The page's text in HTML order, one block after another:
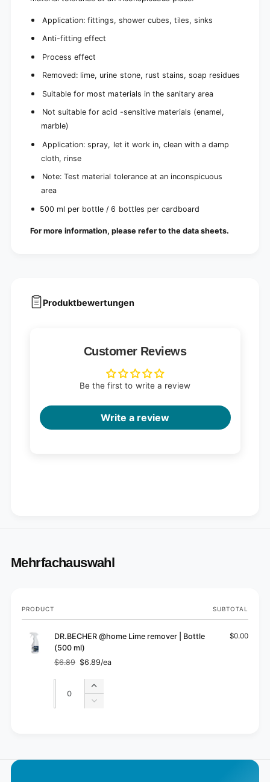
Application: fittings, shower cubes, tiles, sinks
Anti-fitting effect
Process effect
Removed: lime, urine stone, rust stains, soap residues
Suitable for most materials in the sanitary area
Not suitable for acid -sensitive materials (enamel,
marble)
Application: spray, let it work in, clean with a damp
cloth, rinse
Note: Test material tolerance at an inconspicuous
area
500 ml per bottle / 6 bottles per cardboard
For more information, please refer to the data sheets.
Produktbewertungen
Customer Reviews
Be the first to write a review
Write a review
Mehrfachauswahl
Your
cart
PRODUCT SUBTOTAL
DR.BECHER @home Lime remover | Bottle
(500 ml)
Regular
price
$6.89
Sale
price
$6.89/ea
$0.00
Quantity
Increase
quantity
Decrease
a